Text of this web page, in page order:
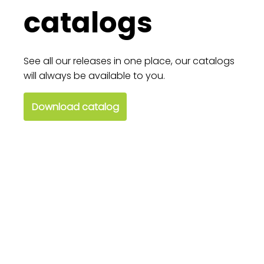
catalogs
See all our releases in one place, our catalogs
will always be available to you.
Download catalog